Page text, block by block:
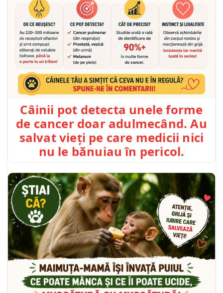
Câinii pot detecta unele forme
de cancer doar adulmecând. Au
salvat vieți pe care medicii nici
nu le bănuiau în pericol.